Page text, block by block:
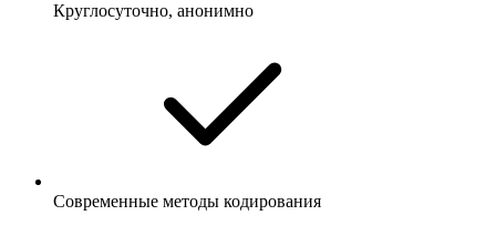
Круглосуточно, анонимно
Современные методы кодирования